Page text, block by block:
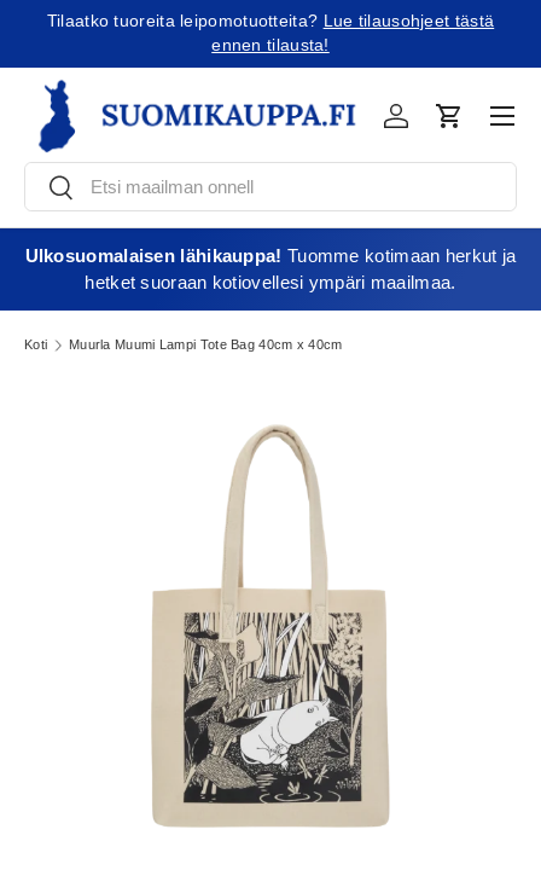
Tilaatko tuoreita leipomotuotteita? Lue tilausohjeet tästä
ennen tilausta!
EtsiEtsi
KirjauduOstoskori
Ulkosuomalaisen lähikauppa! Tuomme kotimaan herkut ja
hetket suoraan kotiovellesi ympäri maailmaa.
Koti Muurla Muumi Lampi Tote Bag 40cm x 40cm